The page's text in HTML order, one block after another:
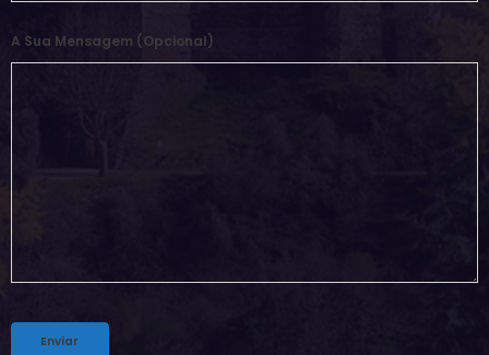
A Sua Mensagem (opcional)